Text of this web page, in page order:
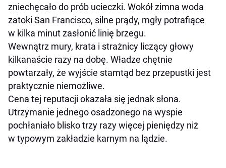
zniechęcało do prób ucieczki. Wokół zimna woda
zatoki San Francisco, silne prądy, mgły potrafiące
w kilka minut zasłonić linię brzegu.
Wewnątrz mury, krata i strażnicy liczący głowy
kilkanaście razy na dobę. Władze chętnie
powtarzały, że wyjście stamtąd bez przepustki jest
praktycznie niemożliwe.
Cena tej reputacji okazała się jednak słona.
Utrzymanie jednego osadzonego na wyspie
pochłaniało blisko trzy razy więcej pieniędzy niż
w typowym zakładzie karnym na lądzie.